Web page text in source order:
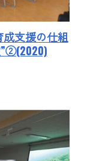
支援の仕組